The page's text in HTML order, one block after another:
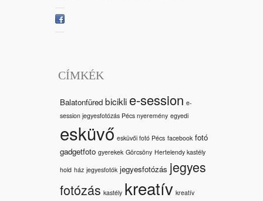
CÍMKÉK
Balatonfüred bicikli e-session e-
session jegyesfotózás Pécs nyeremény egyedi
esküvő esküvői fotó Pécs facebook fotó
gadgetfoto gyerekek Görcsöny Hertelendy kastély
hold ház jegyesfotók jegyesfotózás jegyes
fotózás kastély kreatív kreatív